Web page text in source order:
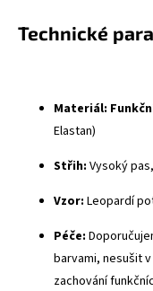
Technické
Materiál:
Elastan)
Střih: Vysoký
Vzor: Leopardí
Péče:
barvami, nesušit
zachování